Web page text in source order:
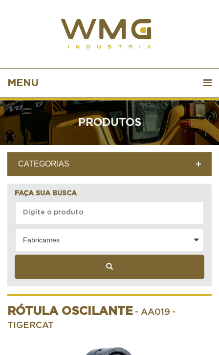
MENU
PRODUTOS
CATEGORIAS
FAÇA SUA BUSCA
Fabricantes
RÓTULA OSCILANTE - AA019 -
TIGERCAT